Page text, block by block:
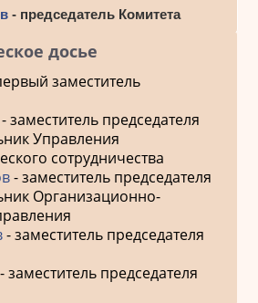
- председатель Комитета
досье
заместитель
заместитель председателя
Управления
сотрудничества
- заместитель председателя
Организационно-
- заместитель председателя
- заместитель председателя